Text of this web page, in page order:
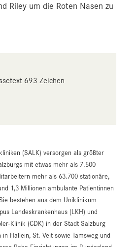
Riley um die Roten Nasen zu
693 Zeichen
(SALK) versorgen als größter
mit etwas mehr als 7.500
mehr als 63.700 stationäre,
1,3 Millionen ambulante Patientinnen
bestehen aus dem Uniklinikum
Landeskrankenhaus (LKH) und
Klinik (CDK) in der Stadt Salzburg
Hallein, St. Veit sowie Tamsweg und